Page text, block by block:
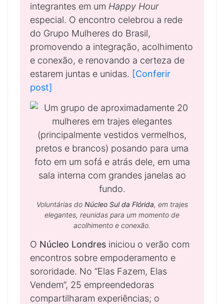
integrantes em um Happy Hour
especial. O encontro celebrou a rede
do Grupo Mulheres do Brasil,
promovendo a integração, acolhimento
e conexão, e renovando a certeza de
estarem juntas e unidas. [Conferir
post]
Voluntárias do Núcleo Sul da Flórida, em trajes
elegantes, reunidas para um momento de
acolhimento e conexão.
O Núcleo Londres iniciou o verão com
encontros sobre empoderamento e
sororidade. No “Elas Fazem, Elas
Vendem”, 25 empreendedoras
compartilharam experiências; o